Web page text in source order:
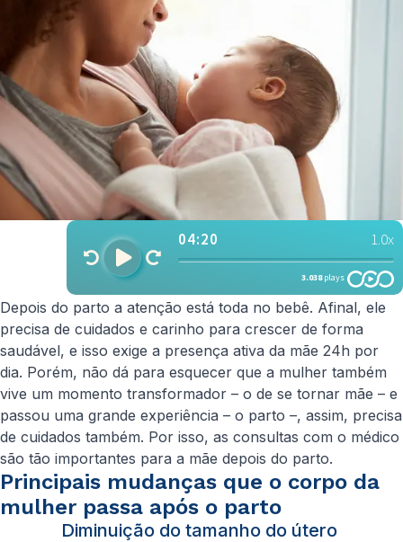
Depois do parto a atenção está toda no bebê. Afinal, ele
precisa de cuidados e carinho para crescer de forma
saudável, e isso exige a presença ativa da mãe 24h por
dia. Porém, não dá para esquecer que a mulher também
vive um momento transformador – o de se tornar mãe – e
passou uma grande experiência – o parto –, assim, precisa
de cuidados também. Por isso, as consultas com o médico
são tão importantes para a mãe depois do parto.
Principais mudanças que o corpo da
mulher passa após o parto
Diminuição do tamanho do útero